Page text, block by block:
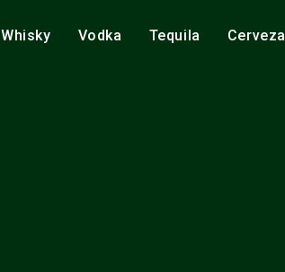
Whisky Vodka Tequila Cerveza